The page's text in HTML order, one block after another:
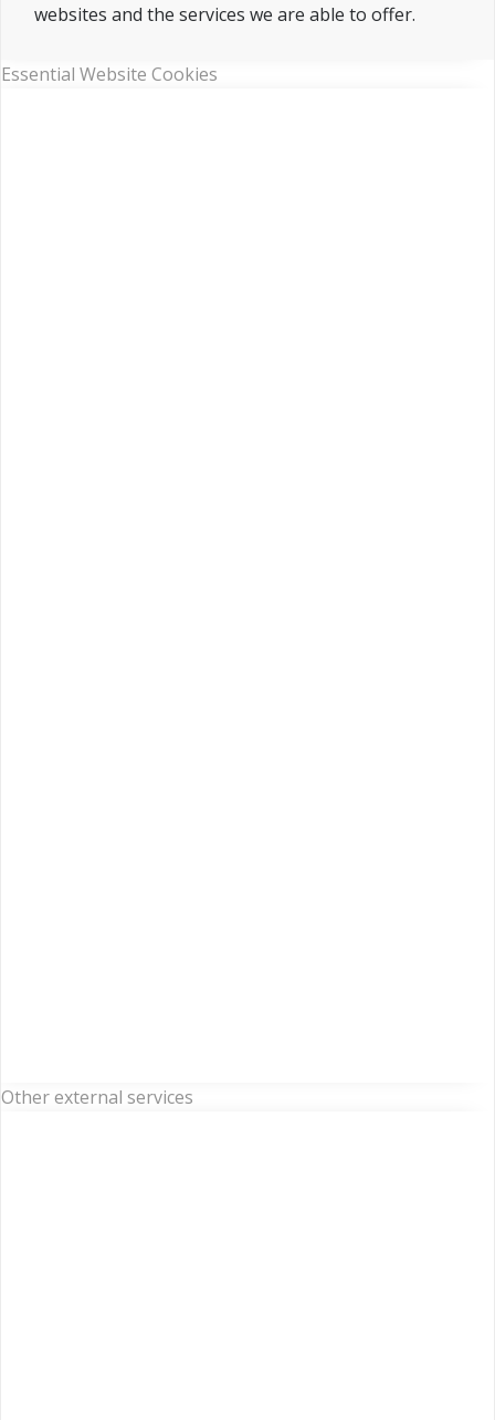
websites and the services we are able to offer.
Essential Website Cookies
Other external services